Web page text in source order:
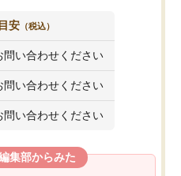
安 （税込）
問い合わせください
問い合わせください
問い合わせください
集部からみた